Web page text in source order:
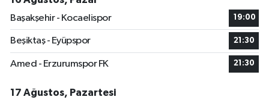
Başakşehir - Kocaelispor
19:00
Beşiktaş - Eyüpspor 21:30
Amed - Erzurumspor FK 21:30
17 Ağustos, Pazartesi